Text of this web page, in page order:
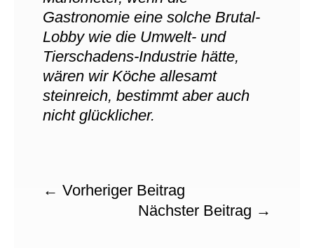
Gastronomie eine solche Brutal-
Lobby wie die Umwelt- und
Tierschadens-Industrie hätte,
wären wir Köche allesamt
steinreich, bestimmt aber auch
nicht glücklicher.
← Vorheriger Beitrag
Nächster Beitrag →